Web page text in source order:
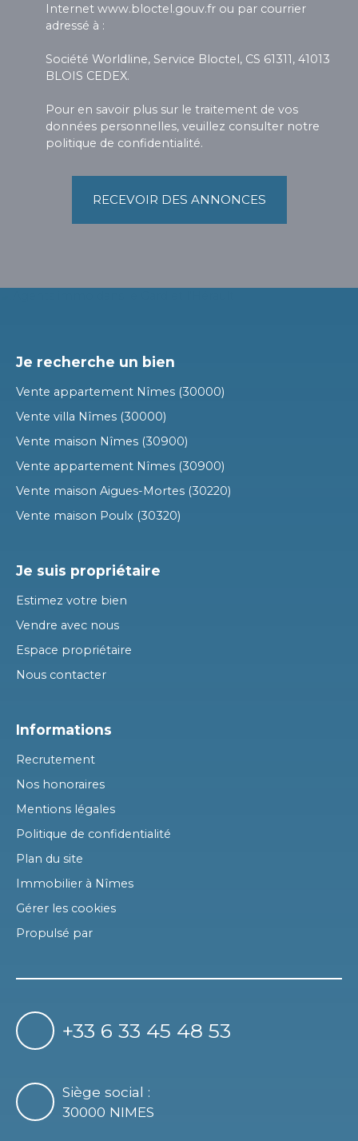
Internet www.bloctel.gouv.fr ou par courrier
adressé à :
Société Worldline, Service Bloctel, CS 61311, 41013
BLOIS CEDEX.
Pour en savoir plus sur le traitement de vos
données personnelles, veuillez consulter notre
politique de confidentialité.
RECEVOIR DES ANNONCES
Je recherche un bien
Vente appartement Nîmes (30000)
Vente villa Nîmes (30000)
Vente maison Nîmes (30900)
Vente appartement Nîmes (30900)
Vente maison Aigues-Mortes (30220)
Vente maison Poulx (30320)
Je suis propriétaire
Estimez votre bien
Vendre avec nous
Espace propriétaire
Nous contacter
Informations
Recrutement
Nos honoraires
Mentions légales
Politique de confidentialité
Plan du site
Immobilier à Nîmes
Gérer les cookies
Propulsé par
+33 6 33 45 48 53
Siège social :
30000 NIMES